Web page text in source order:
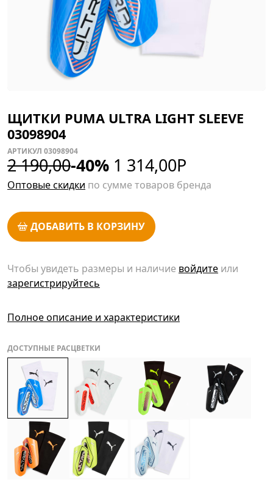
ЩИТКИ PUMA ULTRA LIGHT SLEEVE
03098904
АРТИКУЛ 03098904
2 190,00-40% 1 314,00Р
Оптовые скидки по сумме товаров бренда
ДОБАВИТЬ В КОРЗИНУ
Чтобы увидеть размеры и наличие войдите или
зарегистрируйтесь
Полное описание и характеристики
ДОСТУПНЫЕ РАСЦВЕТКИ